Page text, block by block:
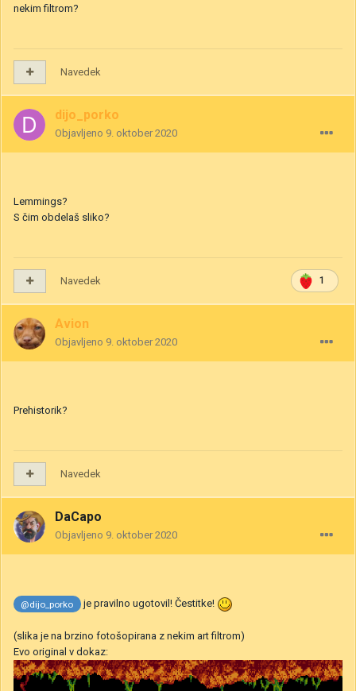
nekim filtrom?
Navedek
dijo_porko
Objavljeno 9. oktober 2020
Lemmings?
S čim obdelaš sliko?
1
Navedek
Avion
Objavljeno 9. oktober 2020
Prehistorik?
Navedek
DaCapo
Objavljeno 9. oktober 2020
@dijo_porko je pravilno ugotovil! Čestitke!
(slika je na brzino fotošopirana z nekim art filtrom)
Evo original v dokaz: